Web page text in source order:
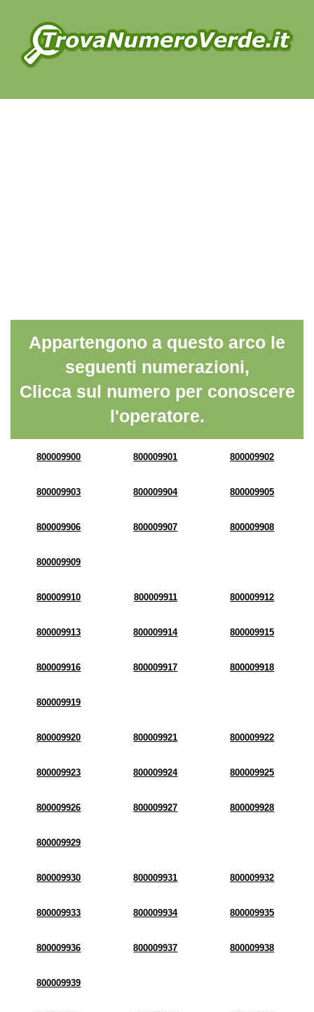
Appartengono a questo arco le
seguenti numerazioni,
Clicca sul numero per conoscere
l'operatore.
800009900 800009901 800009902
800009903 800009904 800009905
800009906 800009907 800009908
800009909
800009910 800009911 800009912
800009913 800009914 800009915
800009916 800009917 800009918
800009919
800009920 800009921 800009922
800009923 800009924 800009925
800009926 800009927 800009928
800009929
800009930 800009931 800009932
800009933 800009934 800009935
800009936 800009937 800009938
800009939